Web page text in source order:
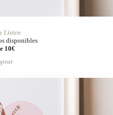
Listen
disponibles
10€